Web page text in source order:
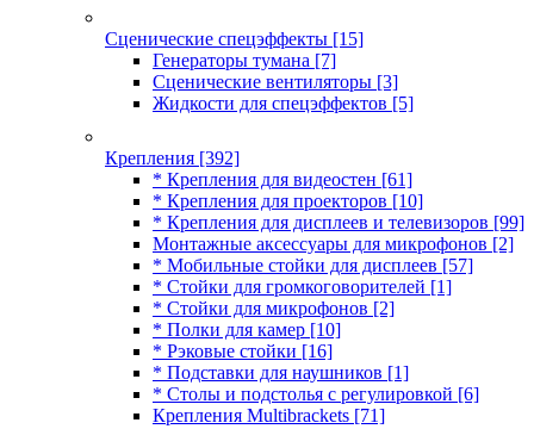
Сценические спецэффекты [15]
Генераторы тумана [7]
Сценические вентиляторы [3]
Жидкости для спецэффектов [5]
Крепления [392]
* Крепления для видеостен [61]
* Крепления для проекторов [10]
* Крепления для дисплеев и телевизоров [99]
Монтажные аксессуары для микрофонов [2]
* Мобильные стойки для дисплеев [57]
* Стойки для громкоговорителей [1]
* Стойки для микрофонов [2]
* Полки для камер [10]
* Рэковые стойки [16]
* Подставки для наушников [1]
* Столы и подстолья с регулировкой [6]
Крепления Multibrackets [71]